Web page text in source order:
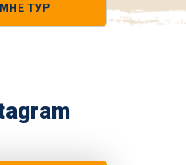
ТУР